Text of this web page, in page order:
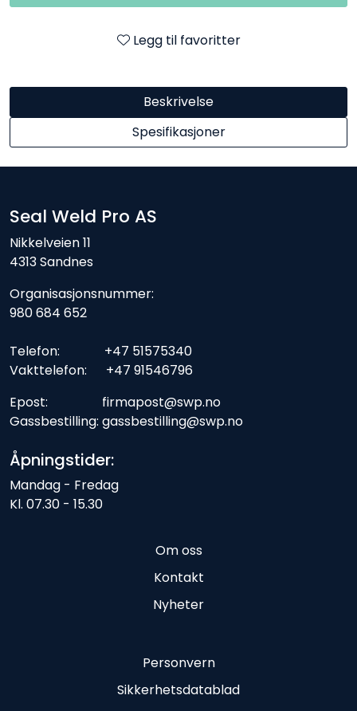
Legg til favoritter
Beskrivelse
Spesifikasjoner
Seal Weld Pro AS
Nikkelveien 11
4313 Sandnes
Organisasjonsnummer:
980 684 652
Telefon: +47 51575340
Vakttelefon: +47 91546796
Epost: firmapost@swp.no
Gassbestilling: gassbestilling@swp.no
Åpningstider:
Mandag - Fredag
Kl. 07.30 - 15.30
Om oss
Kontakt
Nyheter
Personvern
Sikkerhetsdatablad